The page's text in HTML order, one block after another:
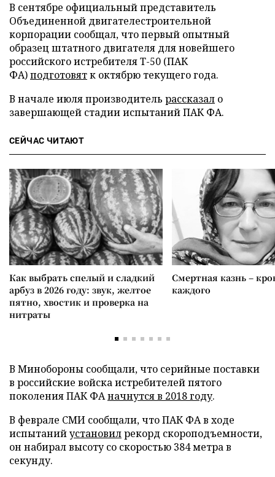
В сентябре официальный представитель
Объединенной двигателестроительной
корпорации сообщал, что первый опытный
образец штатного двигателя для новейшего
российского истребителя Т-50 (ПАК
ФА)подготовятк октябрю текущего года.
В начале июля производитель рассказал о
завершающей стадии испытаний ПАК ФА.
СЕЙЧАС ЧИТАЮТ
Как выбрать спелый и сладкий
арбуз в 2026 году: звук, желтое
пятно, хвостик и проверка на
нитраты
Смертная казнь –
каждого
В Минобороны сообщали, что серийные поставки
в российские войска истребителей пятого
поколения ПАК ФАначнутся в 2018 году.
В феврале СМИ сообщали, что ПАК ФА в ходе
испытанийустановилрекорд скороподъемности,
он набирал высоту со скоростью 384 метра в
секунду.